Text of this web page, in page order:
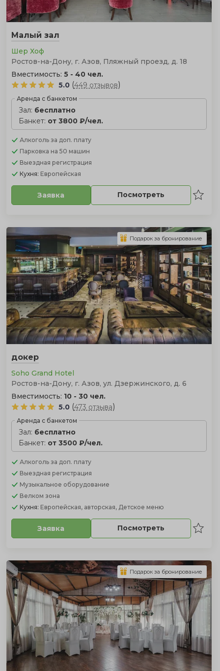
Малый зал
Шер Хоф
Ростов-на-Дону, г. Азов, Пляжный проезд, д. 18
Вместимость: 5 - 40 чел.
5.0 (449 отзывов)
Аренда с банкетом
Зал: бесплатно
Банкет: от 3800 ₽/чел.
Алкоголь за доп. плату
Парковка на 50 машин
Выездная регистрация
Кухня: Европейская
Заявка Посмотреть
докер
Soho Grand Hotel
Ростов-на-Дону, г. Азов, ул. Дзержинского, д. 6
Вместимость: 10 - 30 чел.
5.0 (473 отзыва)
Аренда с банкетом
Зал: бесплатно
Банкет: от 3500 ₽/чел.
Алкоголь за доп. плату
Выездная регистрация
Музыкальное оборудование
Велком зона
Кухня: Европейская, авторская, Детское меню
Заявка Посмотреть
Подарок за бронирование
Подарок за бронирование